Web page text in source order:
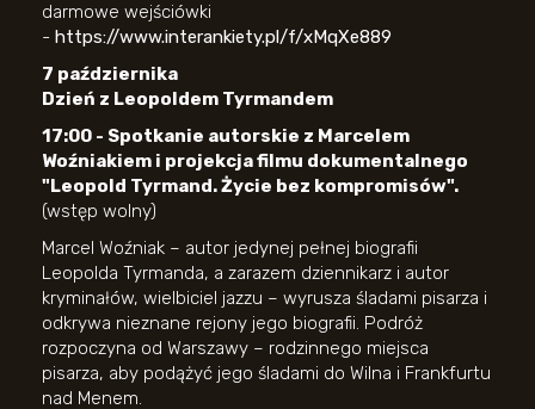
darmowe wejściówki
- https://www.interankiety.pl/f/xMqXe889
7 października
Dzień z Leopoldem Tyrmandem
17:00 - Spotkanie autorskie z Marcelem
Woźniakiem i projekcja filmu dokumentalnego
"Leopold Tyrmand. Życie bez kompromisów".
(wstęp wolny)
Marcel Woźniak – autor jedynej pełnej biografii
Leopolda Tyrmanda, a zarazem dziennikarz i autor
kryminałów, wielbiciel jazzu – wyrusza śladami pisarza i
odkrywa nieznane rejony jego biografii. Podróż
rozpoczyna od Warszawy – rodzinnego miejsca
pisarza, aby podążyć jego śladami do Wilna i Frankfurtu
nad Menem.